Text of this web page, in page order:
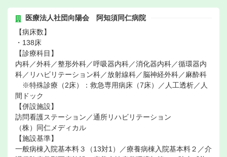
医療法人社団向陽会 阿知須同仁病院
【病床数】
・138床
【診療科目】
内科／外科／整形外科／呼吸器内科／消化器内科／循環器内
科／リハビリテーション科／放射線科／脳神経外科／麻酔科
※特殊診療（2床）：救急専用病床（7床）／人工透析／人
間ドック
【併設施設】
訪問看護ステーション／通所リハビリテーション
（株）同仁メディカル
【施設基準】
一般病棟入院基本料３（13対1）／療養病棟入院基本料２／介